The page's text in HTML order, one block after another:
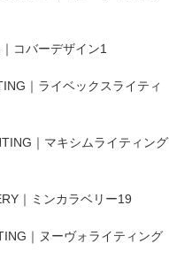
コバーデザイン1
｜ライベックスライティ
｜マキシムライティング
｜ミンカラベリー19
｜ヌーヴォライティング